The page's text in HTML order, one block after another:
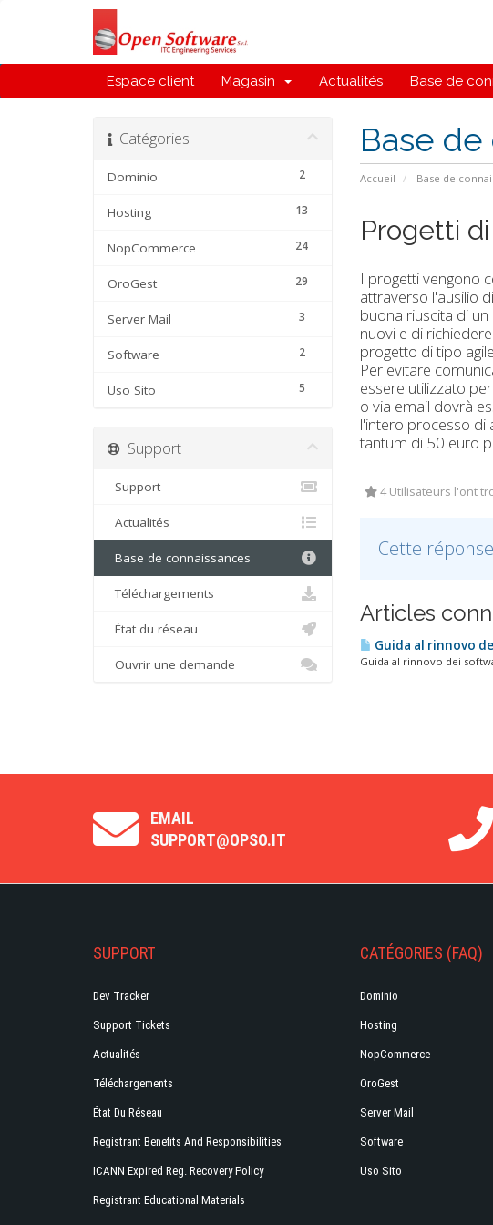
Espace client Magasin Actualités Base de
Base
Accueil Base de
Catégories
2
Dominio
13
Hosting
24
NopCommerce
29
OroGest
3
Server Mail
2
Software
5
Uso Sito
Progetti
I progetti vengono
attraverso l'ausilio
buona riuscita di
nuovi e di
progetto di tipo
Per evitare
essere utilizzato
o via email dovrà
l'intero processo di
tantum di 50 euro
4 Utilisateurs l'ont
Cette
Articles
Guida al rinnovo
Guida al rinnovo dei
Support
Support
Actualités
Base de connaissances
Téléchargements
État du réseau
Ouvrir une demande
EMAIL
SUPPORT@OPSO.IT
SUPPORT
Dev Tracker
Support Tickets
Actualités
Téléchargements
État Du Réseau
Registrant Benefits And Responsibilities
ICANN Expired Reg. Recovery Policy
Registrant Educational Materials
CATÉGORIES (FAQ)
Dominio
Hosting
NopCommerce
OroGest
Server Mail
Software
Uso Sito